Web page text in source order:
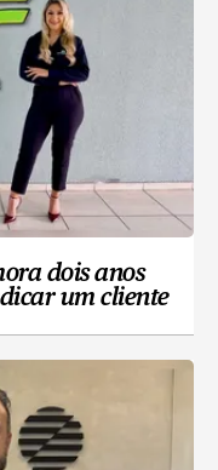
dois anos
um cliente